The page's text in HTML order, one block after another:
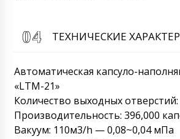
ТЕХНИЧЕСКИЕ
Автоматическая капсуло-
«LTM-21»
Количество выходных отверстий:
Производительность: 396,000
Вакуум: 110м3/h — 0,08~0,04 мПа